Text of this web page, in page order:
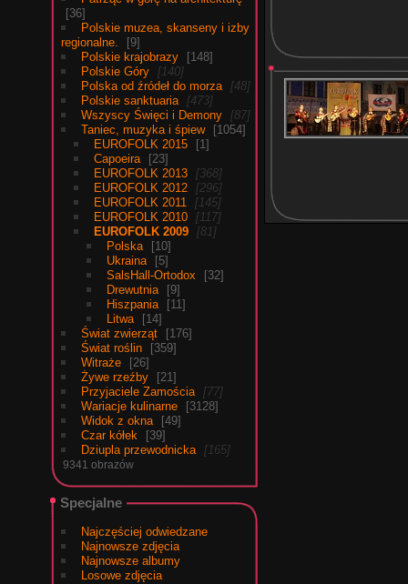
36
Polskie muzea, skanseny i izby
regionalne.
9
Polskie krajobrazy
148
Polskie Góry
140
Polska od źródeł do morza
48
Polskie sanktuaria
473
Wszyscy Święci i Demony
87
Taniec, muzyka i śpiew
1054
EUROFOLK 2015
1
Capoeira
23
EUROFOLK 2013
368
EUROFOLK 2012
296
EUROFOLK 2011
145
EUROFOLK 2010
117
EUROFOLK 2009
81
Polska
10
Ukraina
5
SalsHall-Ortodox
32
Drewutnia
9
Hiszpania
11
Litwa
14
Świat zwierząt
176
Świat roślin
359
Witraże
26
Żywe rzeźby
21
Przyjaciele Zamościa
77
Wariacje kulinarne
3128
Widok z okna
49
Czar kółek
39
Dziupla przewodnicka
165
9341 obrazów
Specjalne
Najczęściej odwiedzane
Najnowsze zdjęcia
Najnowsze albumy
Losowe zdjęcia